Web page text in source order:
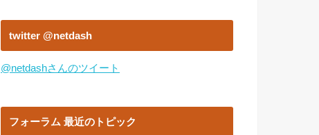
twitter @netdash
@netdashさんのツイート
フォーラム 最近のトピック